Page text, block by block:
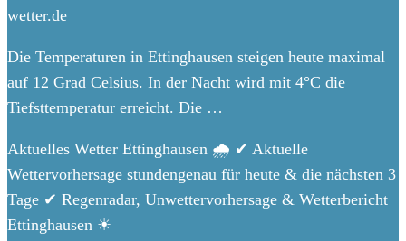
wetter.de
Die Temperaturen in Ettinghausen steigen heute maximal
auf 12 Grad Celsius. In der Nacht wird mit 4°C die
Tiefsttemperatur erreicht. Die …
Aktuelles Wetter Ettinghausen 🌧️ ✔ Aktuelle
Wettervorhersage stundengenau für heute & die nächsten 3
Tage ✔ Regenradar, Unwettervorhersage & Wetterbericht
Ettinghausen ☀